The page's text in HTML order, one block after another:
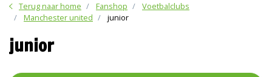
Terug naar home Fanshop
Voetbalclubs
Manchester united
junior
junior